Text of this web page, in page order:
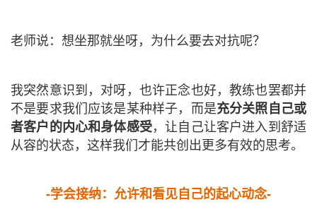
老师说：想坐那就坐呀，为什么要去对抗呢？
我突然意识到，对呀，也许正念也好，教练也罢都并
不是要求我们应该是某种样子，而是充分关照自己或
者客户的内心和身体感受，让自己让客户进入到舒适
从容的状态，这样我们才能共创出更多有效的思考。
-学会接纳：允许和看见自己的起心动念-